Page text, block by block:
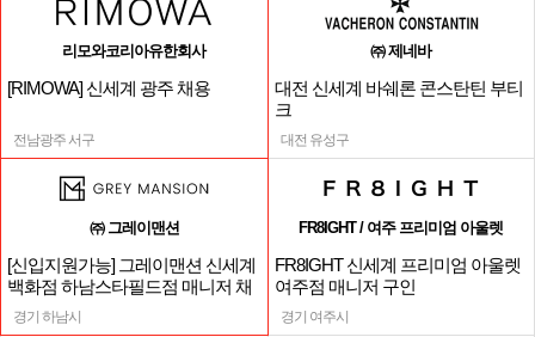
리모와코리아유한회사
[RIMOWA] 신세계 광주 채용
전남광주 서구
㈜ 제네바
대전 신세계 바쉐론 콘스탄틴 부티
크
대전 유성구
㈜ 그레이맨션
[신입지원가능] 그레이맨션 신세계
백화점 하남스타필드점 매니저 채
용
경기 하남시
FR8IGHT / 여주 프리미엄 아울렛
FR8IGHT 신세계 프리미엄 아울렛
여주점 매니저 구인
경기 여주시